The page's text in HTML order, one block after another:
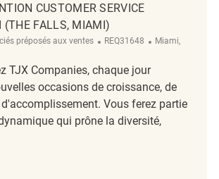
CUSTOMER SERVICE
(THE FALLS, MIAMI)
préposés aux ventes ReqId
REQ31648 Emplacement
Miami,
TJX Companies, chaque jour
occasions de croissance, de
Vous ferez partie
qui prône la diversité,
Prevention Customer Service Associate II (The Falls,